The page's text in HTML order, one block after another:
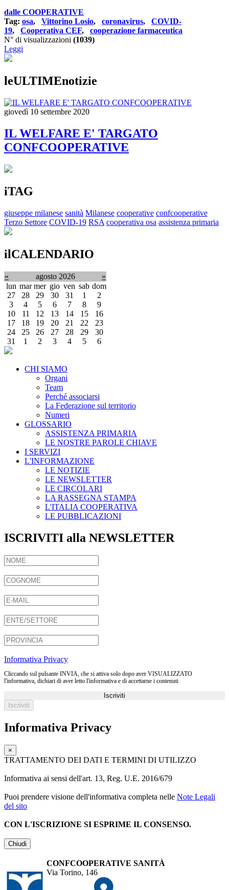
dalle COOPERATIVE
Tag: osa, Vittorino Losio, coronavirus, COVID-
19, Cooperativa CEF, cooperazione farmaceutica
N° di visualizzazioni (1039)
Leggi
leULTIMEnotizie
giovedì 10 settembre 2020
IL WELFARE E' TARGATO
CONFCOOPERATIVE
iTAG
giuseppe milanese sanità Milanese cooperative confcooperative
Terzo Settore COVID-19 RSA cooperativa osa assistenza primaria
ilCALENDARIO
« agosto 2026
»
lun mar mer gio ven sab dom
27
28 29 30 31 1
2
3
4 5 6 7 8
9
10
11 12 13 14 15
16
17
18 19 20 21 22
23
24
25 26 27 28 29
30
31
1 2 3 4 5 6
CHI SIAMO
Organi
Team
Perché associarsi
La Federazione sul territorio
Numeri
GLOSSARIO
ASSISTENZA PRIMARIA
LE NOSTRE PAROLE CHIAVE
I SERVIZI
L'INFORMAZIONE
LE NOTIZIE
LE NEWSLETTER
LE CIRCOLARI
LA RASSEGNA STAMPA
L'ITALIA COOPERATIVA
LE PUBBLICAZIONI
ISCRIVITI alla NEWSLETTER
Informativa Privacy
Cliccando sul pulsante INVIA, che si attiva solo dopo aver VISUALIZZATO
l'informativa, dichiari di aver letto l'informativa e di accettarne i contenuti
Iscriviti
Informativa Privacy
×
TRATTAMENTO DEI DATI E TERMINI DI UTILIZZO
Informativa ai sensi dell'art. 13, Reg. U.E. 2016/679
Puoi prendere visione dell'informativa completa nelle Note Legali
del sito
CON L'ISCRIZIONE SI ESPRIME IL CONSENSO.
Chiudi
CONFCOOPERATIVE SANITÀ
Via Torino, 146